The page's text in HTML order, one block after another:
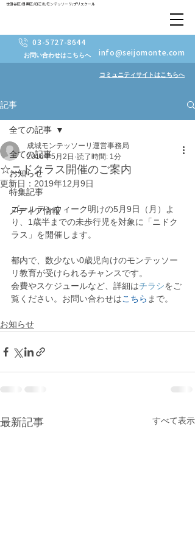
お問い合わせはこちらへ
03-5727-8644
info@seijomonte.com
コミュニティサイトはこちらへ
世田谷区/目黒区/狛江市/モンテッソーリ/プリスクール
記事
全ての記事
お知らせ
特集記事
メディア情報
全ての記事
☆ニドクラス開催のご案内
成城モンテッソーリ運営事務局
2016年5月2日 読了時間: 1分
更新日： 2019年12月9日
ゴールデンウィーク明けの5月9日（月）よ
り、1歳半までの未歩行児を対象に「ニドク
ラス」を開催します。
都内で、数少ない0歳児向けのモンテッソー
リ教育が受けられるチャンスです。
会費やスケジュールなど、詳細はチラシをご
覧ください。お問い合わせはこちら まで。
お知らせ
最新記事 すべて表示